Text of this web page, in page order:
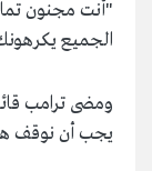
"أنت مجنون
الجميع
ومضى ترامب
يجب أن نوقف